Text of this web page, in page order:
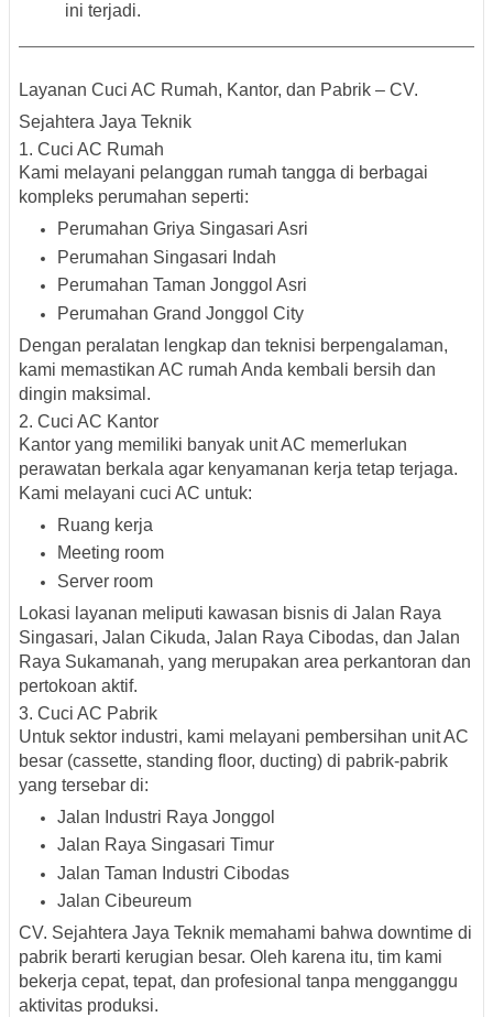
ini terjadi.
Layanan Cuci AC Rumah, Kantor, dan Pabrik – CV.
Sejahtera Jaya Teknik
1. Cuci AC Rumah
Kami melayani pelanggan rumah tangga di berbagai
kompleks perumahan seperti:
Perumahan Griya Singasari Asri
Perumahan Singasari Indah
Perumahan Taman Jonggol Asri
Perumahan Grand Jonggol City
Dengan peralatan lengkap dan teknisi berpengalaman,
kami memastikan AC rumah Anda kembali bersih dan
dingin maksimal.
2. Cuci AC Kantor
Kantor yang memiliki banyak unit AC memerlukan
perawatan berkala agar kenyamanan kerja tetap terjaga.
Kami melayani cuci AC untuk:
Ruang kerja
Meeting room
Server room
Lokasi layanan meliputi kawasan bisnis di Jalan Raya
Singasari, Jalan Cikuda, Jalan Raya Cibodas, dan Jalan
Raya Sukamanah, yang merupakan area perkantoran dan
pertokoan aktif.
3. Cuci AC Pabrik
Untuk sektor industri, kami melayani pembersihan unit AC
besar (cassette, standing floor, ducting) di pabrik-pabrik
yang tersebar di:
Jalan Industri Raya Jonggol
Jalan Raya Singasari Timur
Jalan Taman Industri Cibodas
Jalan Cibeureum
CV. Sejahtera Jaya Teknik memahami bahwa downtime di
pabrik berarti kerugian besar. Oleh karena itu, tim kami
bekerja cepat, tepat, dan profesional tanpa mengganggu
aktivitas produksi.